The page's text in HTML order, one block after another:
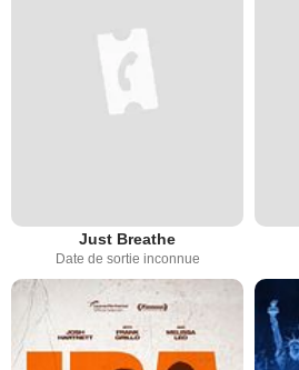
Just Breathe
Date de sortie inconnue